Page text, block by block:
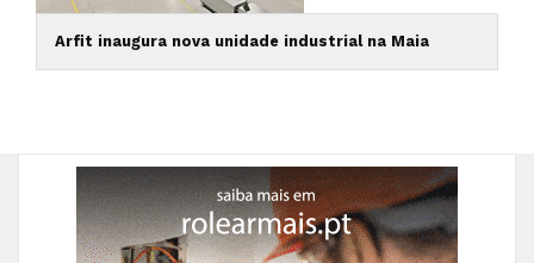
Arfit inaugura nova unidade industrial na Maia